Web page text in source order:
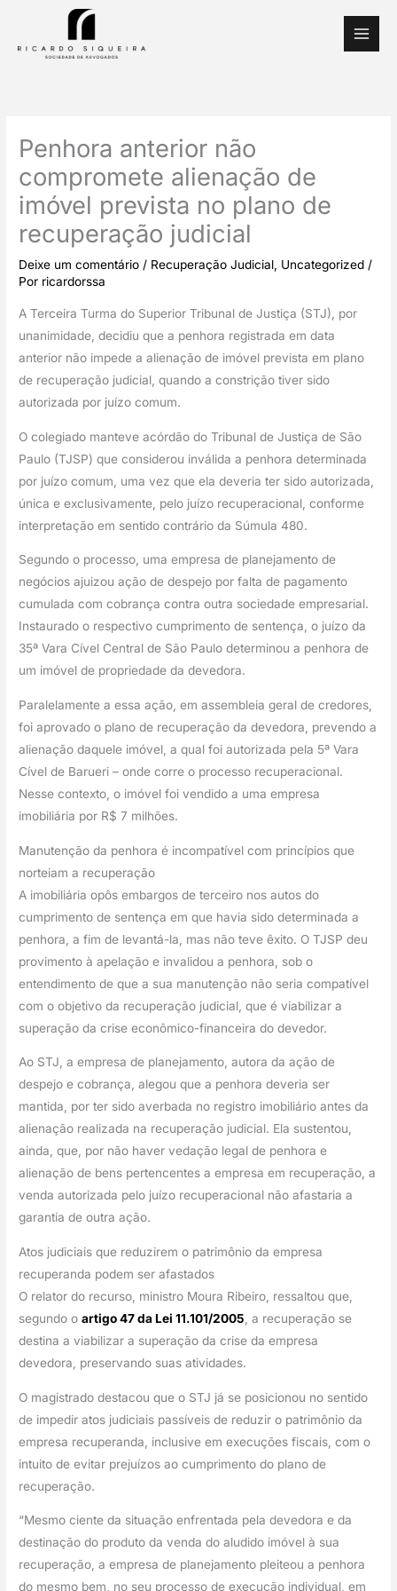
Penhora anterior não
compromete alienação de
imóvel prevista no plano de
recuperação judicial
Deixe um comentário / Recuperação Judicial, Uncategorized /
Por ricardorssa
A Terceira Turma do Superior Tribunal de Justiça (STJ), por
unanimidade, decidiu que a penhora registrada em data
anterior não impede a alienação de imóvel prevista em plano
de recuperação judicial, quando a constrição tiver sido
autorizada por juízo comum.
O colegiado manteve acórdão do Tribunal de Justiça de São
Paulo (TJSP) que considerou inválida a penhora determinada
por juízo comum, uma vez que ela deveria ter sido autorizada,
única e exclusivamente, pelo juízo recuperacional, conforme
interpretação em sentido contrário da Súmula 480.
Segundo o processo, uma empresa de planejamento de
negócios ajuizou ação de despejo por falta de pagamento
cumulada com cobrança contra outra sociedade empresarial.
Instaurado o respectivo cumprimento de sentença, o juízo da
35ª Vara Cível Central de São Paulo determinou a penhora de
um imóvel de propriedade da devedora.
Paralelamente a essa ação, em assembleia geral de credores,
foi aprovado o plano de recuperação da devedora, prevendo a
alienação daquele imóvel, a qual foi autorizada pela 5ª Vara
Cível de Barueri – onde corre o processo recuperacional.
Nesse contexto, o imóvel foi vendido a uma empresa
imobiliária por R$ 7 milhões.
Manutenção da penhora é incompatível com princípios que
norteiam a recuperação
A imobiliária opôs embargos de terceiro nos autos do
cumprimento de sentença em que havia sido determinada a
penhora, a fim de levantá-la, mas não teve êxito. O TJSP deu
provimento à apelação e invalidou a penhora, sob o
entendimento de que a sua manutenção não seria compatível
com o objetivo da recuperação judicial, que é viabilizar a
superação da crise econômico-financeira do devedor.
Ao STJ, a empresa de planejamento, autora da ação de
despejo e cobrança, alegou que a penhora deveria ser
mantida, por ter sido averbada no registro imobiliário antes da
alienação realizada na recuperação judicial. Ela sustentou,
ainda, que, por não haver vedação legal de penhora e
alienação de bens pertencentes a empresa em recuperação, a
venda autorizada pelo juízo recuperacional não afastaria a
garantia de outra ação.
Atos judiciais que reduzirem o patrimônio da empresa
recuperanda podem ser afastados
O relator do recurso, ministro Moura Ribeiro, ressaltou que,
segundo o artigo 47 da Lei 11.101/2005 , a recuperação se
destina a viabilizar a superação da crise da empresa
devedora, preservando suas atividades.
O magistrado destacou que o STJ já se posicionou no sentido
de impedir atos judiciais passíveis de reduzir o patrimônio da
empresa recuperanda, inclusive em execuções fiscais, com o
intuito de evitar prejuízos ao cumprimento do plano de
recuperação.
“Mesmo ciente da situação enfrentada pela devedora e da
destinação do produto da venda do aludido imóvel à sua
recuperação, a empresa de planejamento pleiteou a penhora
do mesmo bem, no seu processo de execução individual, em